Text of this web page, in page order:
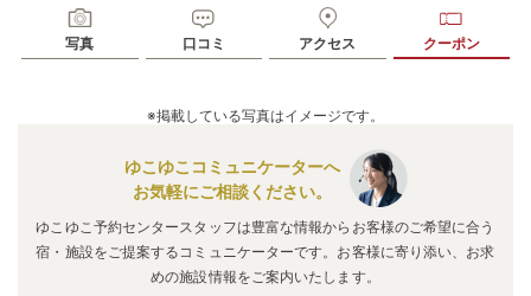
写真 口コミ アクセス クーポン
※掲載している写真はイメージです。
ゆこゆこコミュニケーターへ
お気軽にご相談ください。
ゆこゆこ予約センタースタッフは豊富な情報からお客様のご希望に合う
宿・施設をご提案するコミュニケーターです。お客様に寄り添い、お求
めの施設情報をご案内いたします。